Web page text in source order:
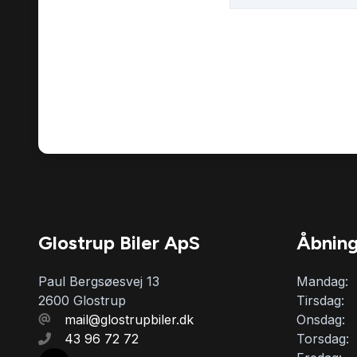
Glostrup Biler ApS
Paul Bergsøesvej 13
2600 Glostrup
mail@glostrupbiler.dk
43 96 72 72
Mandag:
Tirsdag:
Onsdag:
Torsdag: